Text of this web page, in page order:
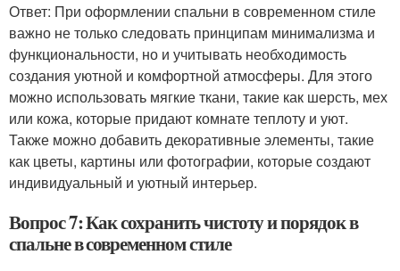
Ответ: При оформлении спальни в современном стиле
важно не только следовать принципам минимализма и
функциональности, но и учитывать необходимость
создания уютной и комфортной атмосферы. Для этого
можно использовать мягкие ткани, такие как шерсть, мех
или кожа, которые придают комнате теплоту и уют.
Также можно добавить декоративные элементы, такие
как цветы, картины или фотографии, которые создают
индивидуальный и уютный интерьер.
Вопрос 7: Как сохранить чистоту и порядок в
спальне в современном стиле